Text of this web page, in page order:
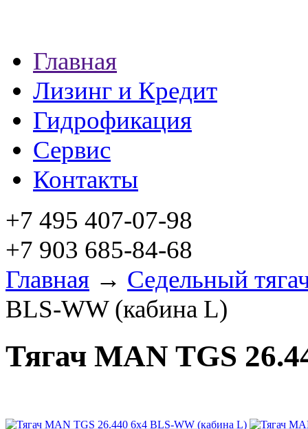
Главная
Лизинг и Кредит
Гидрофикация
Сервис
Контакты
+7 495 407-07-98
+7 903 685-84-68
Главная → Седельный
BLS-WW (кабина L)
Тягач MAN TGS